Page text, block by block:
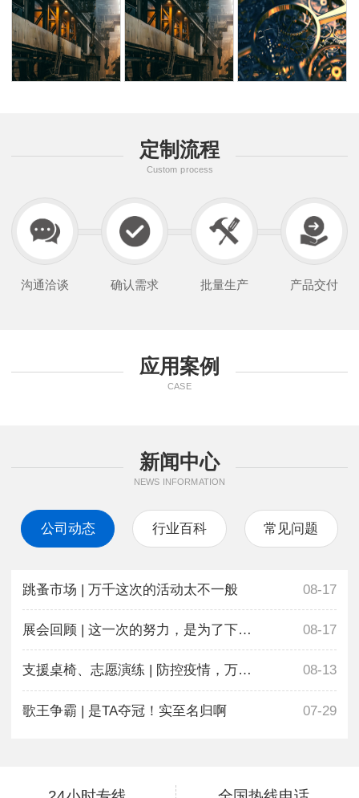
定制流程
Custom process
沟通洽谈 确认需求 批量生产 产品交付
应用案例
CASE
新闻中心
NEWS INFORMATION
公司动态 行业百科 常见问题
跳蚤市场 | 万千这次的活动太不一般 08-17
展会回顾 | 这一次的努力，是为了下一次更好地相遇 08-17
支援桌椅、志愿演练 | 防控疫情，万千在行动 08-13
歌王争霸 | 是TA夺冠！实至名归啊 07-29